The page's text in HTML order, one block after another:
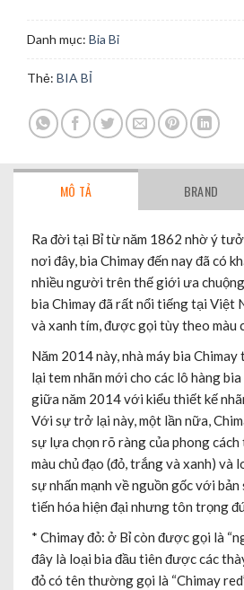
Danh mục: Bia Bỉ
Thẻ: BIA BỈ
MÔ TẢ BRAND
Ra đời tại Bỉ từ năm 1862 nhờ ý
nơi đây, bia Chimay đến nay đã có
nhiều người trên thế giới ưa
bia Chimay đã rất nổi tiếng tại Việt
và xanh tím, được gọi tùy theo màu
Năm 2014 này, nhà máy bia
lại tem nhãn mới cho các lô hàng
giữa năm 2014 với kiểu thiết kế
Với sự trở lại này, một lần nữa,
sự lựa chọn rõ ràng của phong
màu chủ đạo (đỏ, trắng và xanh) và
sự nhấn mạnh về nguồn gốc với
tiến hóa hiện đại nhưng tôn trọng
* Chimay đỏ: ở Bỉ còn được gọi là
đây là loại bia đầu tiên được các
đỏ có tên thường gọi là “Chimay